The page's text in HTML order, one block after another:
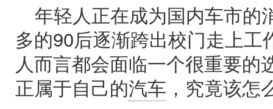
年轻人正在成为国内车市的
多的90后逐渐跨出校门走上工
人而言都会面临一个很重要的
正属于自己的汽车 ，究竟该怎